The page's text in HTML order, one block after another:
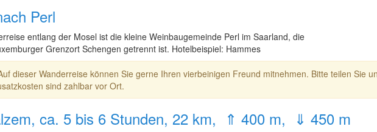
Perl
entlang der Mosel ist die kleine Weinbaugemeinde Perl im Saarland, die
Grenzort Schengen getrennt ist. Hotelbeispiel: Hammes
dieser Wanderreise können Sie gerne Ihren vierbeinigen Freund mitnehmen. Bitte teilen Sie
sind zahlbar vor Ort.
ca. 5 bis 6 Stunden, 22 km, ⇑ 400 m, ⇓ 450 m